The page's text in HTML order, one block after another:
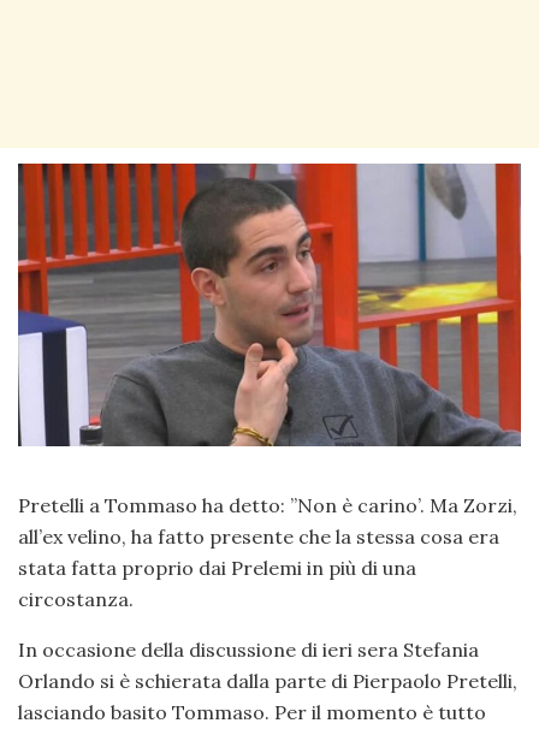
Pretelli a Tommaso ha detto: ”Non è carino’. Ma Zorzi,
all’ex velino, ha fatto presente che la stessa cosa era
stata fatta proprio dai Prelemi in più di una
circostanza.
In occasione della discussione di ieri sera Stefania
Orlando si è schierata dalla parte di Pierpaolo Pretelli,
lasciando basito Tommaso. Per il momento è tutto